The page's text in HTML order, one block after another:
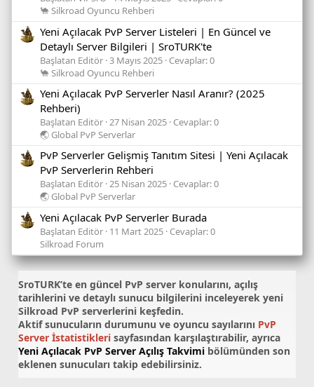
🐪 Silkroad Oyuncu Rehberi
Yeni Açılacak PvP Server Listeleri | En Güncel ve
Detaylı Server Bilgileri | SroTURK'te
Başlatan Editör 3 Mayıs 2025 Cevaplar: 0
🐪 Silkroad Oyuncu Rehberi
Yeni Açılacak PvP Serverler Nasıl Aranır? (2025
Rehberi)
Başlatan Editör 27 Nisan 2025 Cevaplar: 0
🌏 Global PvP Serverlar
PvP Serverler Gelişmiş Tanıtım Sitesi | Yeni Açılacak
PvP Serverlerin Rehberi
Başlatan Editör 25 Nisan 2025 Cevaplar: 0
🌏 Global PvP Serverlar
Yeni Açılacak PvP Serverler Burada
Başlatan Editör 11 Mart 2025 Cevaplar: 0
Silkroad Forum
SroTURK’te en güncel PvP server konularını, açılış
tarihlerini ve detaylı sunucu bilgilerini inceleyerek yeni
Silkroad PvP serverlerini keşfedin.
Aktif sunucuların durumunu ve oyuncu sayılarını PvP
Server İstatistikleri sayfasından karşılaştırabilir, ayrıca
Yeni Açılacak PvP Server Açılış Takvimi bölümünden son
eklenen sunucuları takip edebilirsiniz.